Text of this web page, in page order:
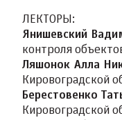
ЛЕКТОРЫ:
Янишевский
контроля
Ляшонок Алла
Кировоградской
Берестовенко
Кировоградской